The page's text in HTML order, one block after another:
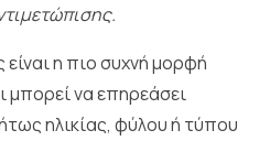
η πιο συχνή μορφή
μπορεί να επηρεάσει
ηλικίας, φύλου ή τύπου